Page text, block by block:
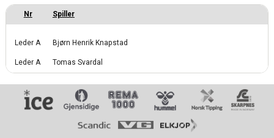
Leder A Bjørn Henrik Knapstad
Leder A Tomas Svardal